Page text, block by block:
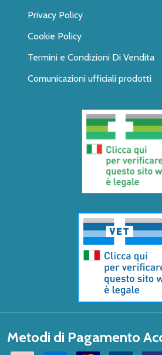
Privacy Policy
Cookie Policy
Termini e Condizioni Di Vendita
Comunicazioni ufficiali prodotti
Metodi di Pagamento